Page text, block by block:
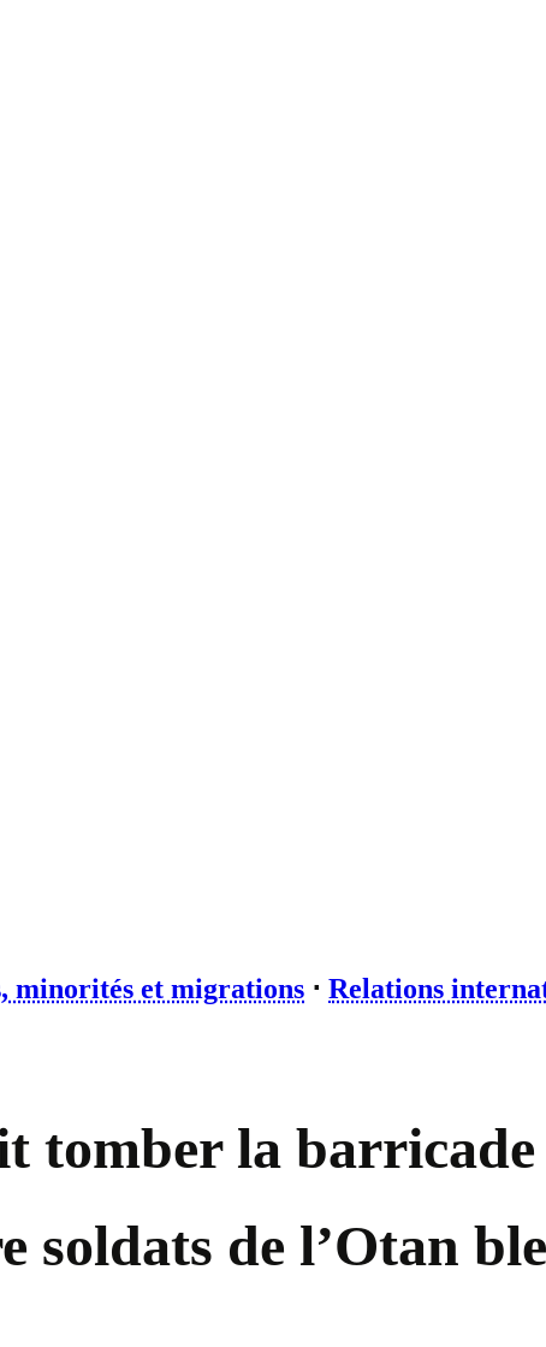
minorités et migrations ⋅ Relations
tomber la
soldats de l’Otan